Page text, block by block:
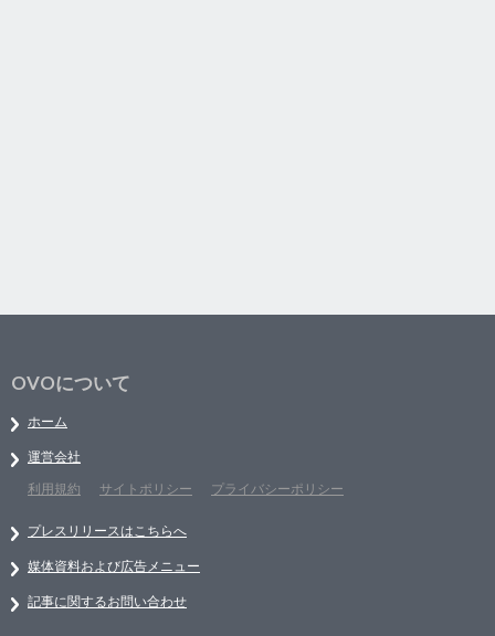
OVOについて
ホーム
運営会社
利用規約
サイトポリシー プライバシーポリシー
プレスリリースはこちらへ
媒体資料および広告メニュー
記事に関するお問い合わせ